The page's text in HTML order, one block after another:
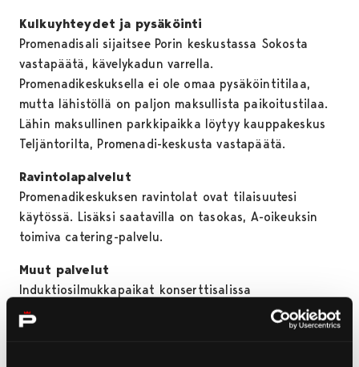
Kulkuyhteydet ja pysäköinti
Promenadisali sijaitsee Porin keskustassa Sokosta
vastapäätä, kävelykadun varrella.
Promenadikeskuksella ei ole omaa pysäköintitilaa,
mutta lähistöllä on paljon maksullista paikoitustilaa.
Lähin maksullinen parkkipaikka löytyy kauppakeskus
Teljäntorilta, Promenadi-keskusta vastapäätä.
Ravintolapalvelut
Promenadikeskuksen ravintolat ovat tilaisuutesi
käytössä. Lisäksi saatavilla on tasokas, A-oikeuksin
toimiva catering-palvelu.
Muut palvelut
Induktiosilmukkapaikat konserttisalissa
takaparvella oikealla rivit 9 -10
paikat nro: 229-238 ja 249-258